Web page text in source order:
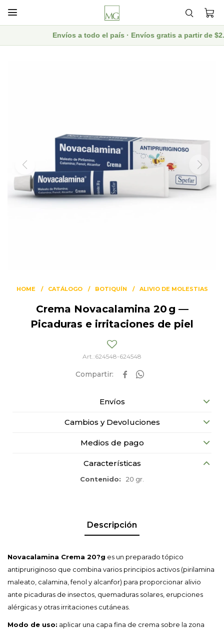

Envíos a todo el país · Envíos gratis a partir de
HOME CATÁLOGO BOTIQUÍN ALIVIO DE MOLESTIAS
Crema Novacalamina 20 g —
Picaduras e irritaciones de piel
624548-624548
 
Envíos
Cambios y Devoluciones
Medios de pago
Características
Contenido 20 gr.
Descripción
Novacalamina Crema 20?g es un preparado tópico
antipruriginoso que combina varios principios activos (pirilamina
maleato, calamina, fenol y alcanfor) para proporcionar alivio
ante picaduras de insectos, quemaduras solares, erupciones
alérgicas y otras irritaciones cutáneas.
Modo de uso: aplicar una capa fina de crema sobre la zona